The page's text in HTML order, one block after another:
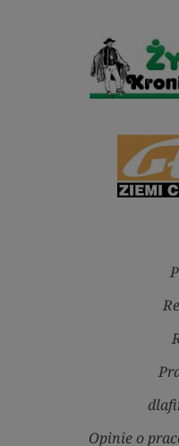
Opinie o